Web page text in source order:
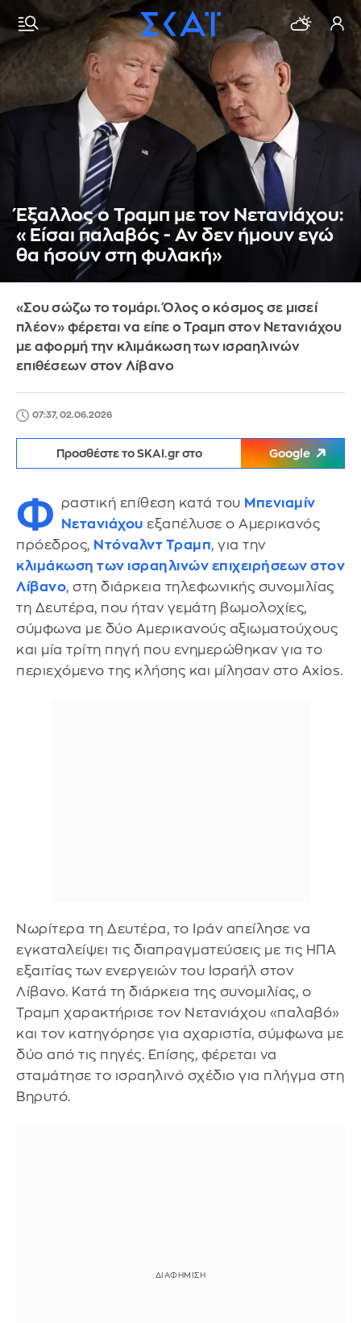
Έξαλλος ο Τραμπ με τον Νετανιάχου:
«Είσαι παλαβός - Αν δεν ήμουν εγώ
θα ήσουν στη φυλακή»
«Σου σώζω το τομάρι. Όλος ο κόσμος σε μισεί
πλέον» φέρεται να είπε ο Τραμπ στον Νετανιάχου
με αφορμή την κλιμάκωση των ισραηλινών
επιθέσεων στον Λίβανο
07:37, 02.06.2026
Προσθέστε το SKAI.gr στο Google
Φ ραστική επίθεση κατά του Μπενιαμίν
Νετανιάχου εξαπέλυσε ο Αμερικανός
πρόεδρος, Ντόναλντ Τραμπ, για την
κλιμάκωση των ισραηλινών επιχειρήσεων στον
Λίβανο, στη διάρκεια τηλεφωνικής συνομιλίας
τη Δευτέρα, που ήταν γεμάτη βωμολοχίες,
σύμφωνα με δύο Αμερικανούς αξιωματούχους
και μία τρίτη πηγή που ενημερώθηκαν για το
περιεχόμενο της κλήσης και μίλησαν στο Axios.
Νωρίτερα τη Δευτέρα, το Ιράν απείλησε να
εγκαταλείψει τις διαπραγματεύσεις με τις ΗΠΑ
εξαιτίας των ενεργειών του Ισραήλ στον
Λίβανο. Κατά τη διάρκεια της συνομιλίας, ο
Τραμπ χαρακτήρισε τον Νετανιάχου «παλαβό»
και τον κατηγόρησε για αχαριστία, σύμφωνα με
δύο από τις πηγές. Επίσης, φέρεται να
σταμάτησε το ισραηλινό σχέδιο για πλήγμα στη
Βηρυτό.